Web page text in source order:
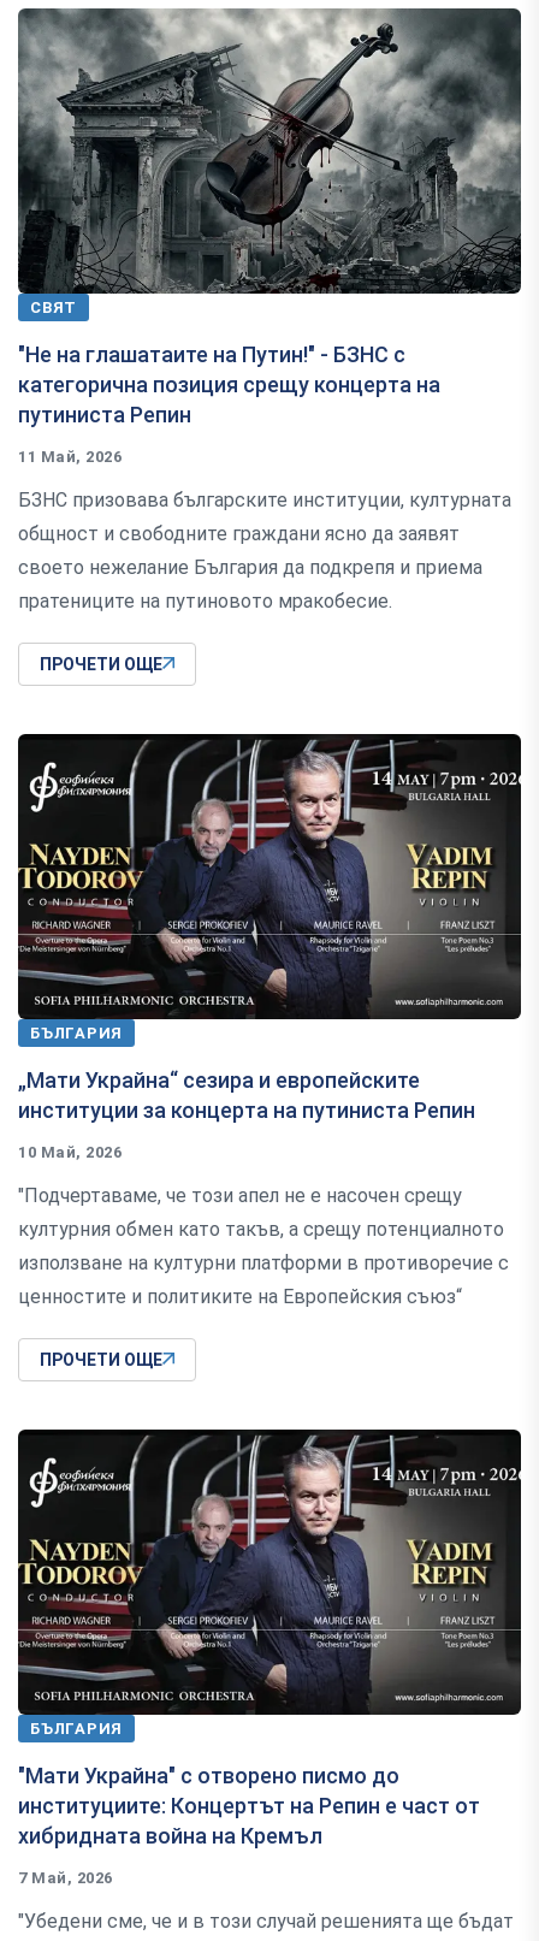
СВЯТ
"Не на глашатаите на Путин!" - БЗНС с
категорична позиция срещу концерта на
путиниста Репин
11 Май, 2026
БЗНС призовава българските институции, културната
общност и свободните граждани ясно да заявят
своето нежелание България да подкрепя и приема
пратениците на путиновото мракобесие.
ПРОЧЕТИ ОЩЕ
БЪЛГАРИЯ
„Мати Украйна“ сезира и европейските
институции за концерта на путиниста Репин
10 Май, 2026
"Подчертаваме, че този апел не е насочен срещу
културния обмен като такъв, а срещу потенциалното
използване на културни платформи в противоречие с
ценностите и политиките на Европейския съюз“
ПРОЧЕТИ ОЩЕ
БЪЛГАРИЯ
"Мати Украйна" с отворено писмо до
институциите: Концертът на Репин е част от
хибридната война на Кремъл
7 Май, 2026
"Убедени сме, че и в този случай решенията ще бъдат